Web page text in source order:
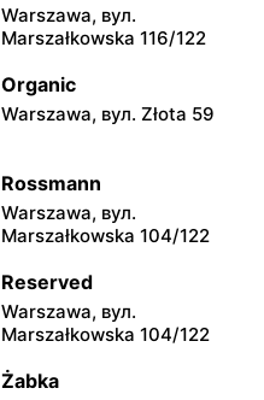
Warszawa, вул.
Marszałkowska 116/122
Organic
Warszawa, вул. Złota 59
Rossmann
Warszawa, вул.
Marszałkowska 104/122
Reserved
Warszawa, вул.
Marszałkowska 104/122
Żabka